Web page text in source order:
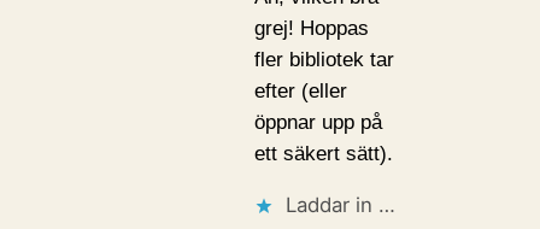
grej! Hoppas
fler bibliotek tar
efter (eller
öppnar upp på
ett säkert sätt).
Laddar in …